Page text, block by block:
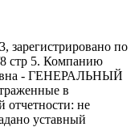
по
8 стр 5. Компанию
- ГЕНЕРАЛЬНЫЙ
в
отчетности: не
уставный